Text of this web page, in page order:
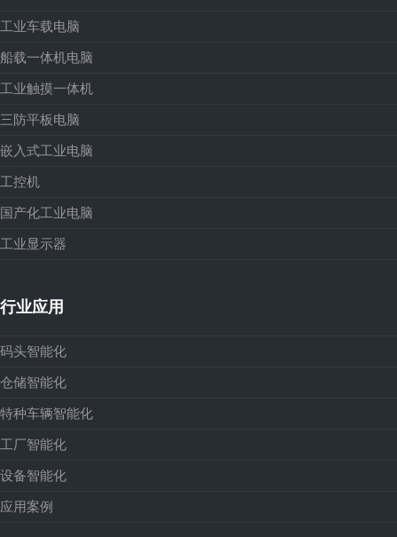
工业车载电脑
船载一体机电脑
工业触摸一体机
三防平板电脑
嵌入式工业电脑
工控机
国产化工业电脑
工业显示器
行业应用
码头智能化
仓储智能化
特种车辆智能化
工厂智能化
设备智能化
应用案例